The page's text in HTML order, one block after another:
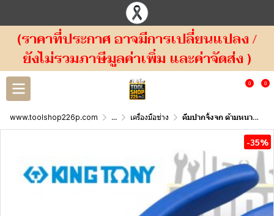
(ราคาที่ประกาศ อาจมีการเปลี่ยนแปลง /
ยังไม่รวมภาษีมูลค่าเพิ่ม และค่าจัดส่ง )
0 0
www.toolshop226p.com ... เครื่องมือช่าง คีมปากจิ้งจก ด้ามหนา 6111 KINGTONY Combination Pliers
-35%